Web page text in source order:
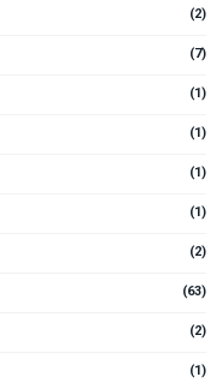
(2)
(7)
(1)
(1)
(1)
(1)
(2)
(63)
(2)
(1)